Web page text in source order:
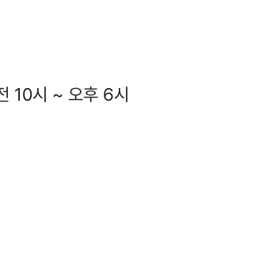
10시 ~ 오후 6시